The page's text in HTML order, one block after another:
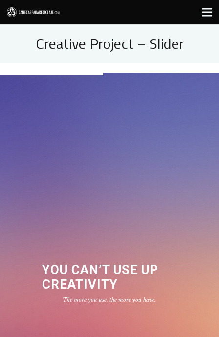
Creative Project – Slider
YOU CAN’T USE UP
CREATIVITY
The more you use, the more you have.